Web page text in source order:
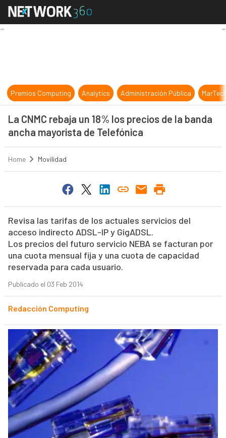
La CNMC rebaja un 18% los
Premios Computing Analytics Administración Pública
La CNMC rebaja un 18% los precios de la banda
ancha mayorista de Telefónica
Home Movilidad
Revisa las tarifas de los actuales servicios del
acceso indirecto ADSL-IP y GigADSL.
Los precios del futuro servicio NEBA se facturan por
una cuota mensual fija y una cuota de capacidad
reservada para cada usuario.
Publicado el 03 Feb 2014
Redacción Computing